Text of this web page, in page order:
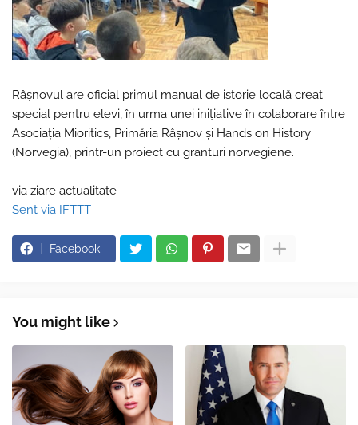
Râşnovul are oficial primul manual de istorie locală creat
special pentru elevi, în urma unei iniţiative în colaborare între
Asociaţia Mioritics, Primăria Râşnov şi Hands on History
(Norvegia), printr-un proiect cu granturi norvegiene.
via ziare actualitate
Sent via IFTTT
Facebook
You might like